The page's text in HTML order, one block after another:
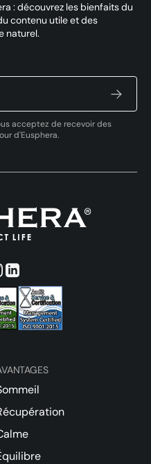
: découvrez les bienfaits du
contenu utile et des
naturel.
acceptez de recevoir des
d'Eusphera.